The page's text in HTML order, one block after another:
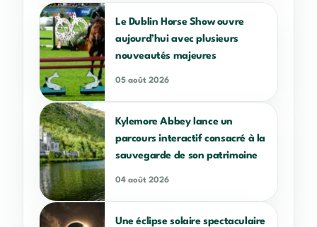
Le Dublin Horse Show ouvre
aujourd’hui avec plusieurs
nouveautés majeures
05 août 2026
Kylemore Abbey lance un
parcours interactif consacré à la
sauvegarde de son patrimoine
04 août 2026
Une éclipse solaire spectaculaire